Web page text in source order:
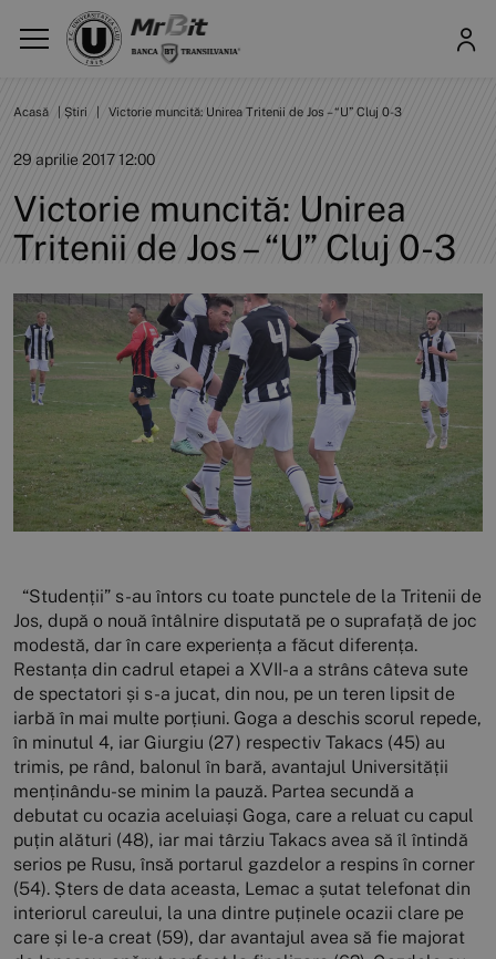
Acasă Știri Victorie muncită: Unirea Tritenii de Jos – “U” Cluj 0-3
29 aprilie 2017 12:00
Victorie muncită: Unirea
Tritenii de Jos – “U” Cluj 0-3
“Studenții” s-au întors cu toate punctele de la Tritenii de
Jos, după o nouă întâlnire disputată pe o suprafață de joc
modestă, dar în care experiența a făcut diferența.
Restanța din cadrul etapei a XVII-a a strâns câteva sute
de spectatori și s-a jucat, din nou, pe un teren lipsit de
iarbă în mai multe porțiuni. Goga a deschis scorul repede,
în minutul 4, iar Giurgiu (27) respectiv Takacs (45) au
trimis, pe rând, balonul în bară, avantajul Universității
menținându-se minim la pauză. Partea secundă a
debutat cu ocazia aceluiași Goga, care a reluat cu capul
puțin alături (48), iar mai târziu Takacs avea să îl întindă
serios pe Rusu, însă portarul gazdelor a respins în corner
(54). Șters de data aceasta, Lemac a șutat telefonat din
interiorul careului, la una dintre puținele ocazii clare pe
care și le-a creat (59), dar avantajul avea să fie majorat